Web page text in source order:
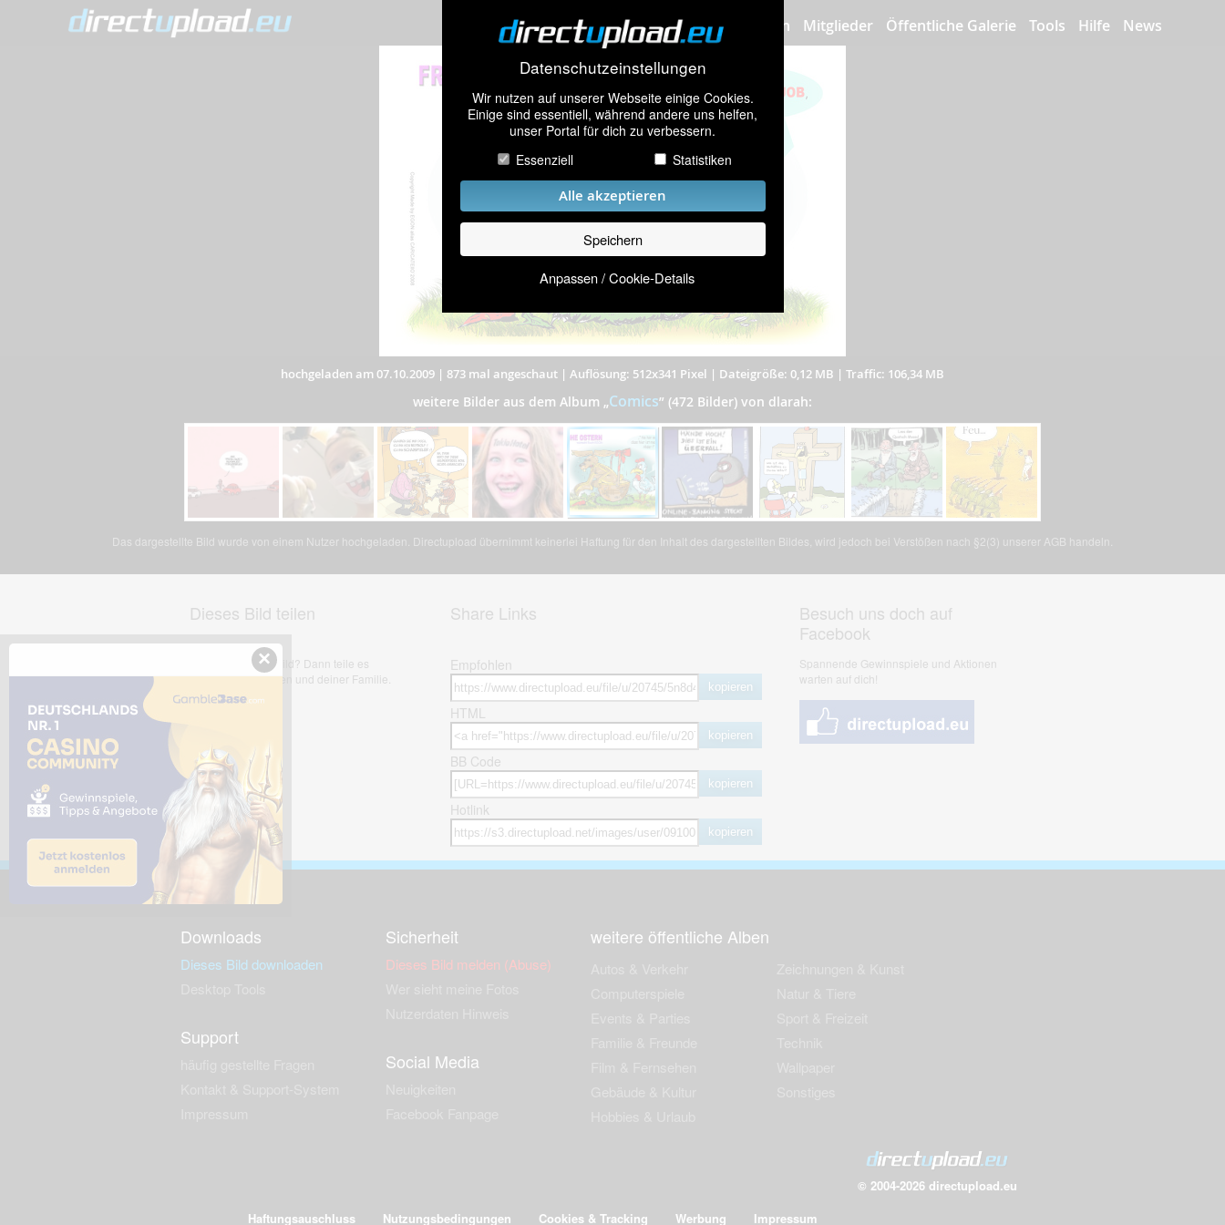
Datenschutzeinstellungen
Wir nutzen auf unserer Webseite einige Cookies.
Einige sind essentiell, während andere uns helfen,
unser Portal für dich zu verbessern.
Essenziell
Statistiken
Alle akzeptieren
Speichern
Anpassen / Cookie-Details
Bilder hochladen Mitglieder Öffentliche Galerie Tools Hilfe News
hochgeladen am 07.10.2009 | 873 mal angeschaut | Auflösung: 512x341 Pixel | Dateigröße: 0,12 MB | Traffic: 106,34 MB
weitere Bilder aus dem Album „Comics” (472 Bilder) von dlarah:
Das dargestellte Bild wurde von einem Nutzer hochgeladen. Directupload übernimmt keinerlei Haftung für den Inhalt des dargestellten Bildes, wird jedoch bei Verstößen nach §2(3) unserer AGB handeln.
Dieses Bild teilen
Dir gefällt dieses Bild? Dann teile es
mit deinen Freunden und deiner Familie.
Share Links
Empfohlen
kopieren
HTML
kopieren
BB Code
kopieren
Hotlink
kopieren
Besuch uns doch auf
Facebook
Spannende Gewinnspiele und Aktionen
warten auf dich!
Downloads
Dieses Bild downloaden
Support
Sicherheit
Dieses Bild melden (Abuse)
Social Media
weitere öffentliche Alben
© 2004-2026 directupload.eu
Impressum
Werbung
Cookies & Tracking
Nutzungsbedingungen
Haftungsauschluss
×